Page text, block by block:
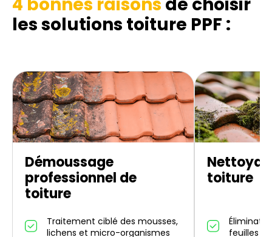
lessolutions toiture PPF :
Démoussage
professionnel de
toiture
Traitement ciblé des mousses,
lichens et micro-organismes
toiture
feuilles